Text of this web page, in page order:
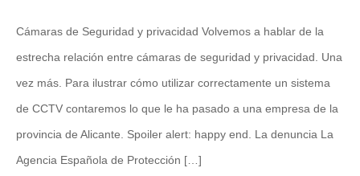
Cámaras de Seguridad y privacidad Volvemos a hablar de la
estrecha relación entre cámaras de seguridad y privacidad. Una
vez más. Para ilustrar cómo utilizar correctamente un sistema
de CCTV contaremos lo que le ha pasado a una empresa de la
provincia de Alicante. Spoiler alert: happy end. La denuncia La
Agencia Española de Protección […]